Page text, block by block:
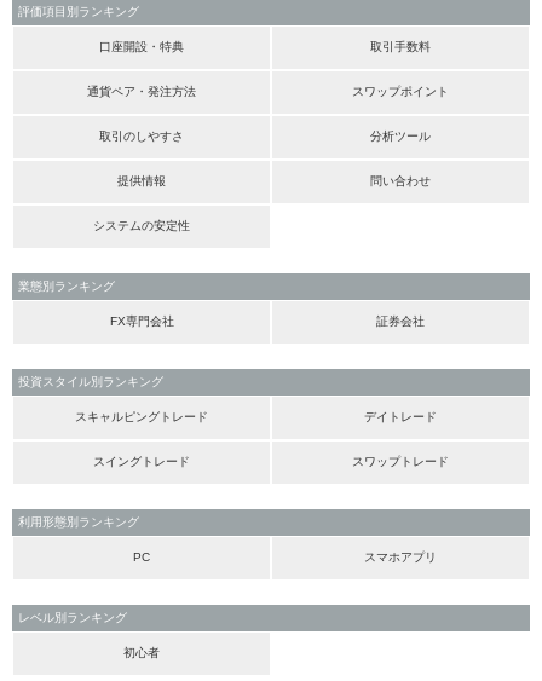
評価項目別ランキング
口座開設・特典 取引手数料
通貨ペア・発注方法 スワップポイント
取引のしやすさ 分析ツール
提供情報 問い合わせ
システムの安定性
業態別ランキング
FX専門会社 証券会社
投資スタイル別ランキング
スキャルピングトレード デイトレード
スイングトレード スワップトレード
利用形態別ランキング
PC スマホアプリ
レベル別ランキング
初心者